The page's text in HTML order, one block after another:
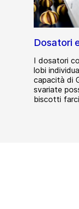
Dosatori
I dosatori
lobi
capacità di
svariate
biscotti